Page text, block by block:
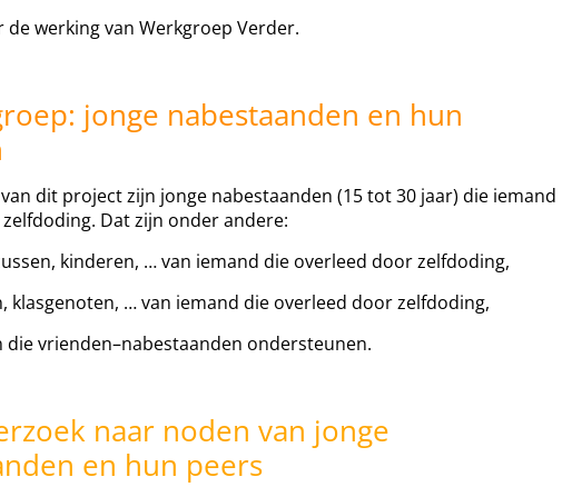
de werking van Werkgroep Verder.
jonge nabestaanden en hun
dit project zijn jonge nabestaanden (15 tot 30 jaar) die iemand
Dat zijn onder andere:
kinderen, … van iemand die overleed door zelfdoding,
… van iemand die overleed door zelfdoding,
vrienden–nabestaanden ondersteunen.
naar noden van jonge
en hun peers